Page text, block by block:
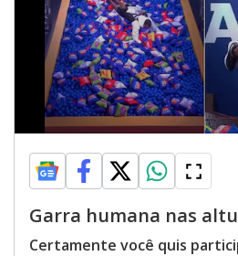
Garra humana nas
Certamente você quis